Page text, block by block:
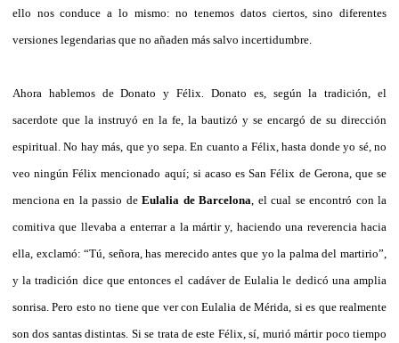
ello nos conduce a lo mismo: no tenemos datos ciertos, sino diferentes
versiones legendarias que no añaden más salvo incertidumbre.
Ahora hablemos de Donato y Félix. Donato es, según la tradición, el
sacerdote que la instruyó en la fe, la bautizó y se encargó de su dirección
espiritual. No hay más, que yo sepa. En cuanto a Félix, hasta donde yo sé, no
veo ningún Félix mencionado aquí; si acaso es San Félix de Gerona, que se
menciona en la passio deEulalia de Barcelona , el cual se encontró con la
comitiva que llevaba a enterrar a la mártir y, haciendo una reverencia hacia
ella, exclamó: “Tú, señora, has merecido antes que yo la palma del martirio”,
y la tradición dice que entonces el cadáver de Eulalia le dedicó una amplia
sonrisa. Pero esto no tiene que ver con Eulalia de Mérida, si es que realmente
son dos santas distintas. Si se trata de este Félix, sí, murió mártir poco tiempo